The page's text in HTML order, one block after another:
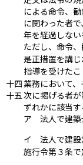
による命令、
に関わった者
年を経過しない
ただし、命令
是正措置を講
指導を受けた
十四業務において
十五 次に掲げる者
ずれかに該当
ア 法人で建築
イ 法人で建設
施行令第３条